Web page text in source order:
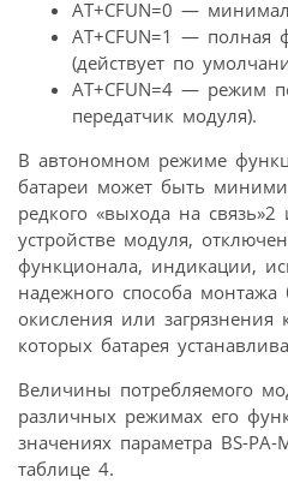
AT+CFUN=0 —
AT+CFUN=1 — полная
(действует по
AT+CFUN=4 — режим
передатчик модуля).
В автономном режиме
батареи может быть
редкого «выхода на
устройстве модуля,
функционала, индикации,
надежного способа монтажа
окисления или загрязнения
которых батарея
Величины потребляемого
различных режимах его
значениях параметра BS-
таблице 4.